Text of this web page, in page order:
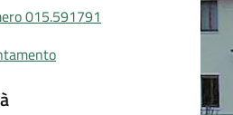
015.591791